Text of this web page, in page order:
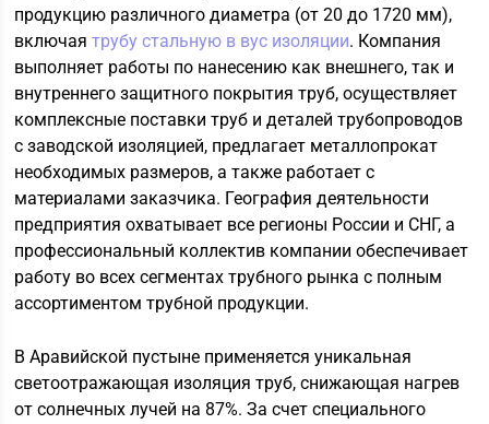
продукцию различного диаметра (от 20 до 1720 мм),
включаятрубу стальную в вус изоляции. Компания
выполняет работы по нанесению как внешнего, так и
внутреннего защитного покрытия труб, осуществляет
комплексные поставки труб и деталей трубопроводов
с заводской изоляцией, предлагает металлопрокат
необходимых размеров, а также работает с
материалами заказчика. География деятельности
предприятия охватывает все регионы России и СНГ, а
профессиональный коллектив компании обеспечивает
работу во всех сегментах трубного рынка с полным
ассортиментом трубной продукции.
В Аравийской пустыне применяется уникальная
светоотражающая изоляция труб, снижающая нагрев
от солнечных лучей на 87%. За счет специального